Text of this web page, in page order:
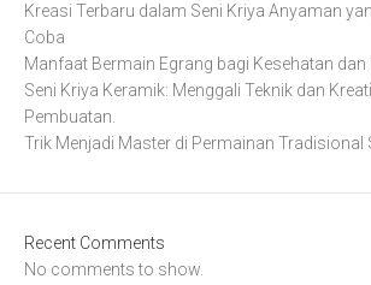
Kreasi Terbaru dalam Seni Kriya Anyaman
Coba
Manfaat Bermain Egrang bagi Kesehatan
Seni Kriya Keramik: Menggali Teknik dan
Pembuatan.
Trik Menjadi Master di Permainan Tradisional
Recent Comments
No comments to show.